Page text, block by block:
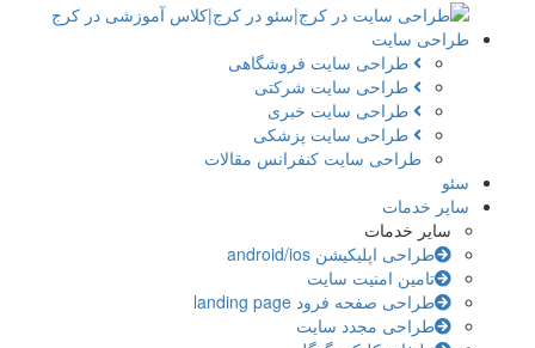
طراحی سایت
طراحی سایت فروشگاهی
طراحی سایت شرکتی
طراحی سایت خبری
طراحی سایت پزشکی
طراحی سایت کنفرانس مقالات
سئو
سایر خدمات
سایر خدمات
طراحی اپلیکیشن android/ios
تامین امنیت سایت
طراحی صفحه فرود landing page
طراحی مجدد سایت